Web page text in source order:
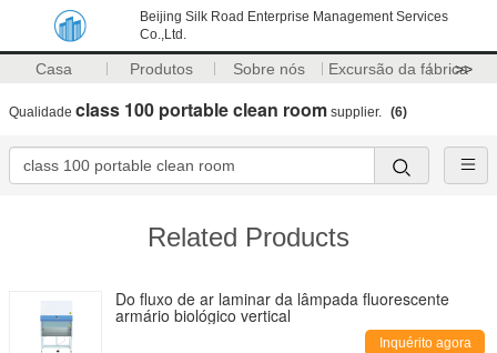
Beijing Silk Road Enterprise Management Services
Co.,Ltd.
Casa Produtos Sobre nós Excursão da fábrica
>>
Qualidade class 100 portable clean room supplier. (6)
Related Products
Do fluxo de ar laminar da lâmpada fluorescente
armário biológico vertical
Inquérito agora